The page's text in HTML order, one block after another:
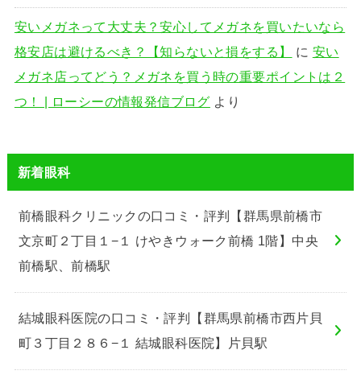
安いメガネって大丈夫？安心してメガネを買いたいなら
格安店は避けるべき？【知らないと損をする】
に 安い
メガネ店ってどう？メガネを買う時の重要ポイントは２
つ！ | ローシーの情報発信ブログ より
新着眼科
前橋眼科クリニックの口コミ・評判【群馬県前橋市
文京町２丁目１−１ けやきウォーク前橋 1階】中央
前橋駅、前橋駅
結城眼科医院の口コミ・評判【群馬県前橋市西片貝
町３丁目２８６−１ 結城眼科医院】片貝駅